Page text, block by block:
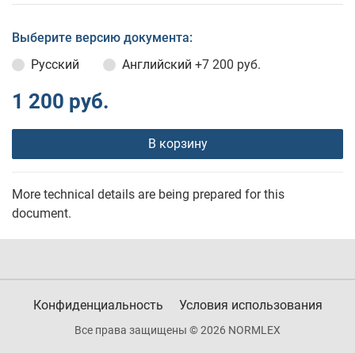
Выберите версию документа:
Русский
Английский +7 200 руб.
1 200 руб.
В корзину
More technical details are being prepared for this
document.
Конфиденциальность Условия использования
Все права защищены © 2026 NORMLEX